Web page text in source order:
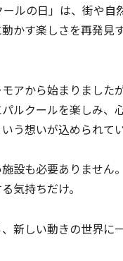
ルの日」は、街や自
かす楽しさを再発見
アから始まりました
ルクールを楽しみ、
う想いが込められてい
設も必要ありません
気持ちだけ。
新しい動きの世界に